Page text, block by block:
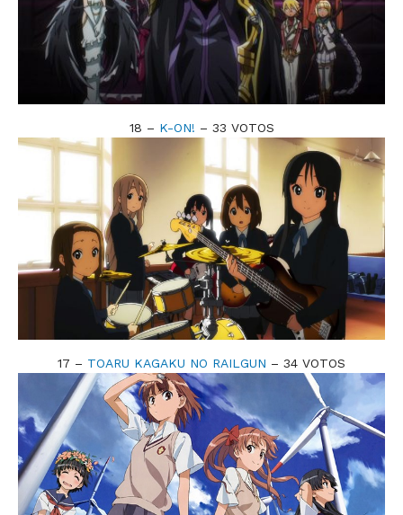
18 – K-ON! – 33 VOTOS
17 – TOARU KAGAKU NO RAILGUN – 34 VOTOS